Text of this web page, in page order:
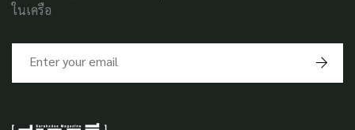
ในเครือ